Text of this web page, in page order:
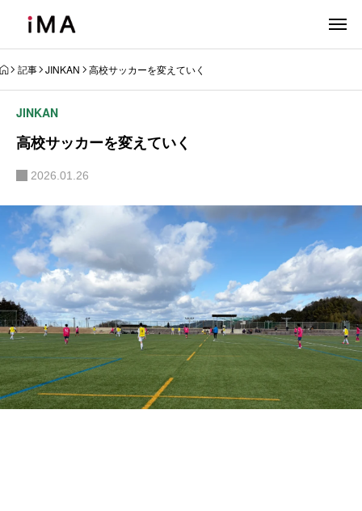
記事 JINKAN 高校サッカーを変えていく
JINKAN
高校サッカーを変えていく
2026.01.26